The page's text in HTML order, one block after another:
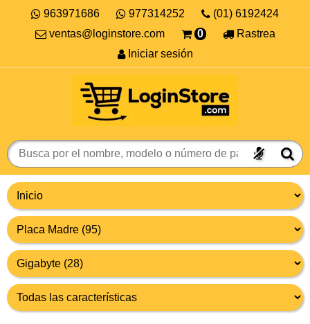
963971686 977314252
(01) 6192424
ventas@loginstore.com
0
Rastrea
Iniciar sesión